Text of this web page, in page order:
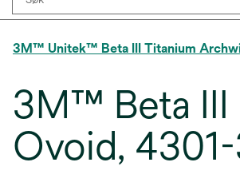
3M™ Unitek™ Beta III Titanium
3M™ Beta III
Ovoid,